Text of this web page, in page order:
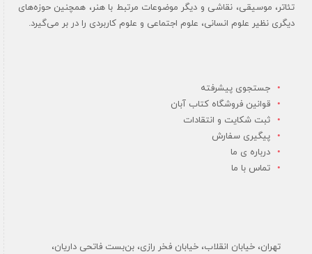
تئاتر، موسیقی، نقاشی و دیگر موضوعات مرتبط با هنر، همچنین حوزه‌های
دیگری نظیر علوم انسانی، علوم اجتماعی و علوم کاربردی را در بر می‌گیرد.
جستجوی پیشرفته
قوانین فروشگاه کتاب آبان
ثبت شکایت و انتقادات
پیگیری سفارش
درباره ی ما
تماس با ما
تهران، خیابان انقلاب، خیابان فخر رازی، بن‌بست فاتحی داریان،